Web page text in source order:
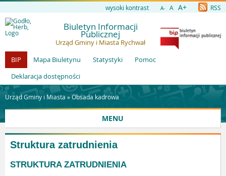
wysoki kontrast A- A A+ RSS
Biuletyn Informacji
Publicznej
Urząd Gminy i Miasta Rychwał
BIP
Mapa Biuletynu Statystyki
Pomoc
Deklaracja dostępności
Urząd Gminy i Miasta »Obsada kadrowa
MENU
Struktura zatrudnienia
STRUKTURA ZATRUDNIENIA